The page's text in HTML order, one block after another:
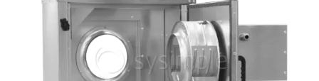
Термостойкие вентиляторы